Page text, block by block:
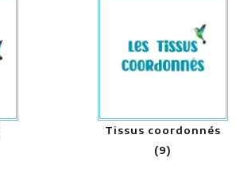
Tissus coordonnés
(9)